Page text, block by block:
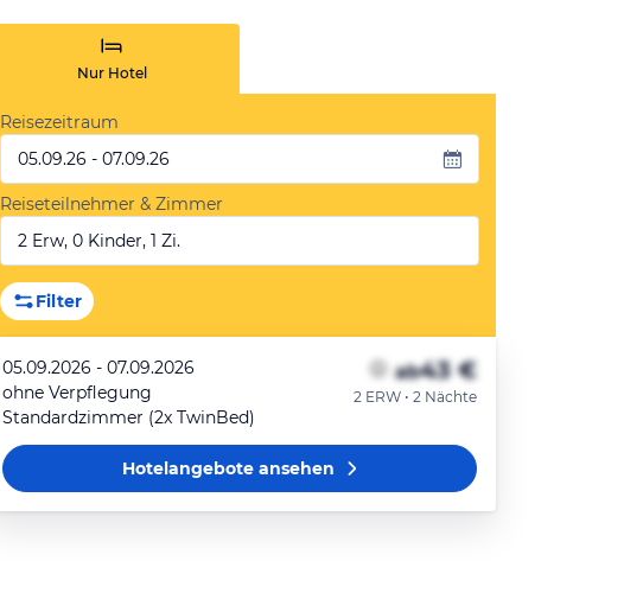
Nur Hotel
Reisezeitraum
05.09.26 - 07.09.26
Reiseteilnehmer & Zimmer
2 Erw, 0 Kinder, 1 Zi.
Filter
05.09.2026 - 07.09.2026
ohne Verpflegung
Standardzimmer (2x TwinBed)
ab43 €
2 ERW • 2 Nächte
Hotelangeboteansehen